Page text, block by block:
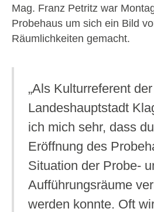
Mag. Franz Petritz war
Probehaus um sich ein Bild
Räumlichkeiten gemacht.
„Als Kulturreferent der
Landeshauptstadt
ich mich sehr, dass
Eröffnung des
Situation der Probe-
Aufführungsräume
werden konnte. Oft